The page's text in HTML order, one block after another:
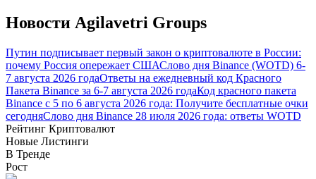
Силовая свинья
Получайте конкурентные награды ежедневно
Новости Agilavetri Groups
Путин подписывает первый закон о криптовалюте в России:
почему Россия опережает СШАСлово дня Binance (WOTD) 6-
7 августа 2026 годаОтветы на ежедневный код Красного
Пакета Binance за 6-7 августа 2026 годаКод красного пакета
Binance с 5 по 6 августа 2026 года: Получите бесплатные очки
сегодняСлово дня Binance 28 июля 2026 года: ответы WOTD
Рейтинг Криптовалют
Новые Листинги
В Тренде
Рост